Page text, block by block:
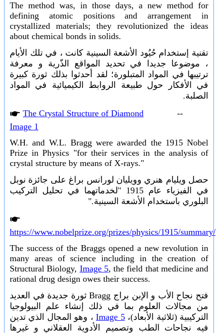
The method was, in those days, a new method for
defining atomic positions and arrangement in
crystallized materials; they revolutionized the ideas
about chemical bonds in solids.
تقنية إستخدام حُيُود الأشعة السينية كانت ، في تلك الأيام
، موضوعا جديدا في تحديد المواقع الذّرية و معرفة
ترتيبها في المواد المتبلورة؛ لقد أحدثوا بذلك ثورة كبيرة
في الأفكار حول طبيعة الروابط الكيميائية في المواد
الصلبة.
🖝 The Crystal Structure of Diamond --
Image 1
W.H. and W.L. Bragg were awarded the 1915 Nobel
Prize in Physics "for their services in the analysis of
crystal structure by means of X-rays."
حصل ويليام هنري وويليان لورانس براغ على جائزة نوبل
في الفيزياء عام 1915 "لخدماتهما في تحليل التركيب
البلوري باستخدام الأشعة السينية."
🖝
https://www.nobelprize.org/prizes/physics/1915/summary/
The success of the Braggs opened a new revolution in
many areas of science including in the creation of
Structural Biology, Image 5, the field that medicine and
rational drug design owes their success.
فتح نجاح الأب و الإبن براج Bragg ثورة جديدة في العديد
من مجالات العلوم بما في ذلك إنشاء علم البيولوجيا
التركيبية (ثلاثية الأبعاد)،Image 5، وهو المجال الذي تدين
فيه نجاحات الطب وتصميم الأدوية العقلاني و غيرها